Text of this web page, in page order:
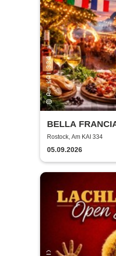
BELLA
Kultur Rostock
Rostock, Am KAI 334
05.09.2026